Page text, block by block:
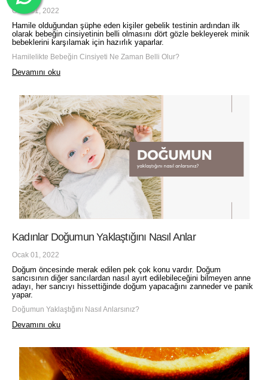
Ocak 01, 2022
Hamile olduğundan şüphe eden kişiler gebelik testinin ardından ilk
olarak bebeğin cinsiyetinin belli olmasını dört gözle bekleyerek minik
bebeklerini karşılamak için hazırlık yaparlar.
Hamilelikte Bebeğin Cinsiyeti Ne Zaman Belli Olur?
Devamını oku
Kadınlar Doğumun Yaklaştığını Nasıl Anlar
Ocak 01, 2022
Doğum öncesinde merak edilen pek çok konu vardır. Doğum
sancısının diğer sancılardan nasıl ayırt edilebileceğini bilmeyen anne
adayı, her sancıyı hissettiğinde doğum yapacağını zanneder ve panik
yapar.
Doğumun Yaklaştığını Nasıl Anlarsınız?
Devamını oku